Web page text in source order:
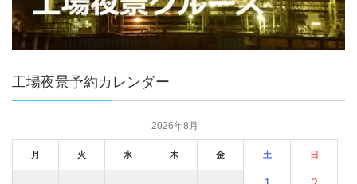
工場夜景予約カレンダー
2026年8月
月 火 水 木 金 土 日